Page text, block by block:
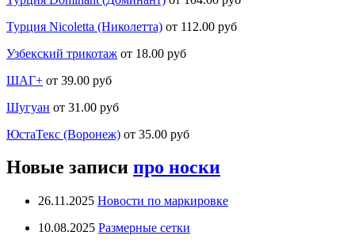
Турция Nicoletta (Николетта) от 112.00 руб
Узбекский трикотаж от 18.00 руб
ШАГ+ от 39.00 руб
Шугуан от 31.00 руб
ЮстаТекс (Воронеж) от 35.00 руб
Новые записи про носки
26.11.2025 Новости по маркировке
10.08.2025 Размерные сетки